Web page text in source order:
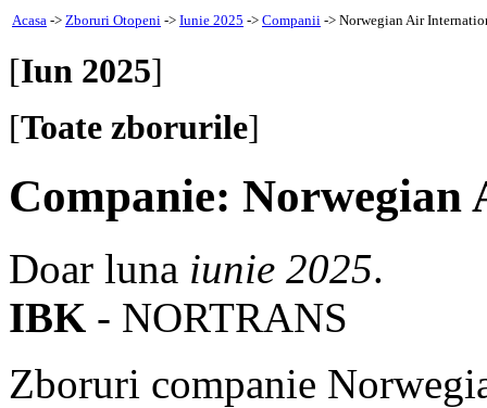
Acasa -> Zboruri Otopeni -> Iunie 2025 -> Companii -> Norwegian Air
[Iun 2025]
[Toate zborurile]
Companie:
Doar luna iunie 2025.
IBK - NORTRANS
Zboruri companie